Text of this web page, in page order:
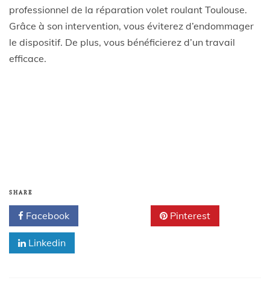
professionnel de la réparation volet roulant Toulouse.
Grâce à son intervention, vous éviterez d’endommager
le dispositif. De plus, vous bénéficierez d’un travail
efficace.
SHARE
Facebook Pinterest
Linkedin